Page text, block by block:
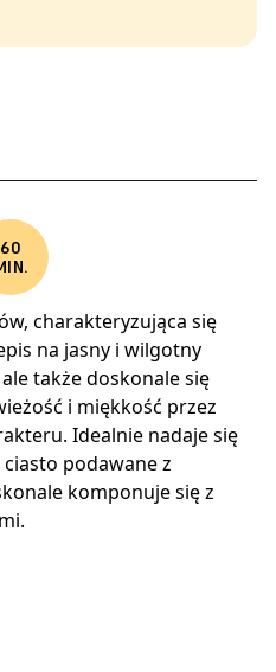
60
charakteryzująca się
na jasny i wilgotny
także doskonale się
i miękkość przez
Idealnie nadaje się
podawane z
komponuje się z